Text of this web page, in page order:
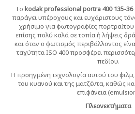
Το kodak professional portra 400 135-
παράγει υπέροχους και ευχάριστους
χρήσιμο για φωτογραφίες πορτραίτου
επίσης πολύ καλά σε τοπία ή λήψεις
και όταν ο φωτισμός περιβάλλοντος
ταχύτητα ISO 400 προσφέρει
πεδίου.
Η προηγμένη τεχνολογία αυτού του
του κυανού και της ματζέντα, καθώς
επιφάνεια
Πλεονεκτήματα